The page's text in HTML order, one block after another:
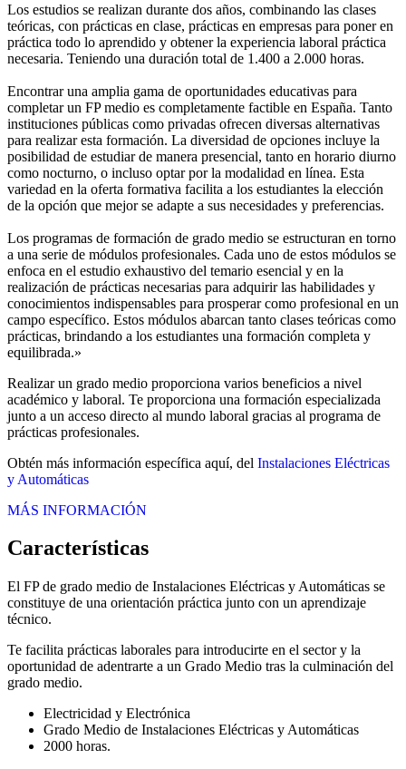
Los estudios se realizan durante dos años, combinando las clases
teóricas, con prácticas en clase, prácticas en empresas para poner en
práctica todo lo aprendido y obtener la experiencia laboral práctica
necesaria. Teniendo una duración total de 1.400 a 2.000 horas.
Encontrar una amplia gama de oportunidades educativas para
completar un FP medio es completamente factible en España. Tanto
instituciones públicas como privadas ofrecen diversas alternativas
para realizar esta formación. La diversidad de opciones incluye la
posibilidad de estudiar de manera presencial, tanto en horario diurno
como nocturno, o incluso optar por la modalidad en línea. Esta
variedad en la oferta formativa facilita a los estudiantes la elección
de la opción que mejor se adapte a sus necesidades y preferencias.
Los programas de formación de grado medio se estructuran en torno
a una serie de módulos profesionales. Cada uno de estos módulos se
enfoca en el estudio exhaustivo del temario esencial y en la
realización de prácticas necesarias para adquirir las habilidades y
conocimientos indispensables para prosperar como profesional en un
campo específico. Estos módulos abarcan tanto clases teóricas como
prácticas, brindando a los estudiantes una formación completa y
equilibrada.»
Realizar un grado medio proporciona varios beneficios a nivel
académico y laboral. Te proporciona una formación especializada
junto a un acceso directo al mundo laboral gracias al programa de
prácticas profesionales.
Obtén más información específica aquí, del Instalaciones Eléctricas
y Automáticas
MÁS INFORMACIÓN
Características
El FP de grado medio de Instalaciones Eléctricas y Automáticas se
constituye de una orientación práctica junto con un aprendizaje
técnico.
Te facilita prácticas laborales para introducirte en el sector y la
oportunidad de adentrarte a un Grado Medio tras la culminación del
grado medio.
Electricidad y Electrónica
Grado Medio de Instalaciones Eléctricas y Automáticas
2000 horas.